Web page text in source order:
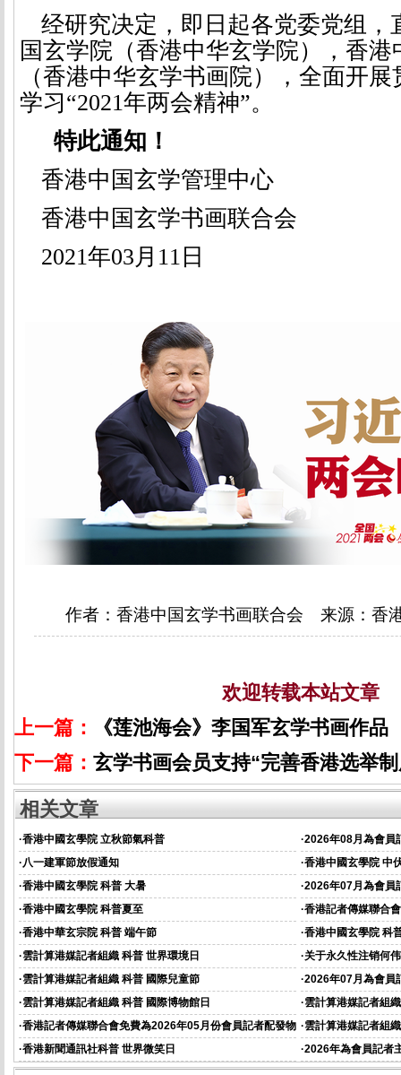
经研究决定，即日起各党委党组，
国玄学院（香港中华玄学院），香
（香港中华玄学书画院），全面开
学习“2021年两会精神”。
特此通知！
香港中国玄学管理中心
香港中国玄学书画联合会
2021年03月 11 日
作者：香港中国玄学书画联合会 来源：香
欢迎转载本站文章
上一篇：
《莲池海会》李国军玄学书画作品
下一篇： 玄学书画会员支持“完善香港选举
相关文章
·香港中國玄學院 立秋節氣科普 ·2026年08月為會員
·八一建軍節放假通知 ·香港中國玄學院 中
·香港中國玄學院 科普 大暑 ·2026年07月為會員
·香港中國玄學院 科普夏至 ·香港記者傳媒聯合
資的通知
·香港中華玄宗院 科普 端午節 ·香港中國玄學院 科
·雲計算港媒記者組織 科普 世界環境日 ·关于永久性注销何
·雲計算港媒記者組織 科普 國際兒童節 ·2026年07月為會員
通知
·雲計算港媒記者組織 科普 國際博物館日 ·雲計算港媒記者組
·香港記者傳媒聯合會免費為2026年05月份會員記者配發物
資的通知
·雲計算港媒記者組
·香港新聞通訊社科普 世界微笑日 ·2026年為會員記者